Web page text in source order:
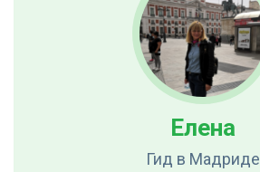
Елена
Гид в Мадриде